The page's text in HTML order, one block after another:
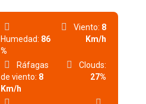
Humedad: 86
%
Viento: 8
Km/h
Ráfagas
de viento: 8
Km/h
Clouds:
27%